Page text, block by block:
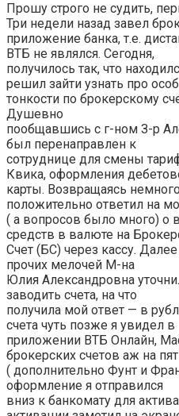
Прошу строго не судить,
Три недели назад завел
приложение банка, т.е.
ВТБ не являлся. Сегодня,
получилось так, что
решил зайти узнать про
тонкости по брокерскому
Душевно
пообщавшись с г-ном З-р
был перенаправлен к
сотруднице для смены
Квика, оформления
карты. Возвращаясь
положительно ответил на
( а вопросов было много) о
средств в валюте на
Счет (БС) через кассу.
прочих мелочей М-на
Юлия Александровна
заводить счета, на что
получила мой ответ — в
счета чуть позже я увидел в
приложении ВТБ Онлайн,
брокерских счетов аж на
( дополнительно Фунт и
оформление я отправился
вниз к банкомату для